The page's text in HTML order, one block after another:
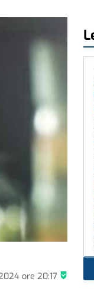
2024ore 20:17